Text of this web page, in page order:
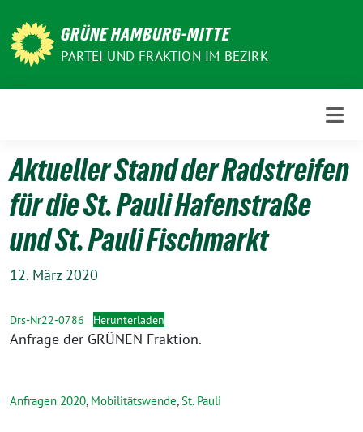
zum
Inhalt
GRÜNE HAMBURG-MITTE
PARTEI UND FRAKTION IM BEZIRK
Aktueller Stand der Radstreifen
für die St. Pauli Hafenstraße
und St. Pauli Fischmarkt
12. März 2020
Drs-Nr22-0786 Herunterladen
Anfrage der GRÜNEN Fraktion.
Anfragen 2020, Mobilitätswende,St. Pauli